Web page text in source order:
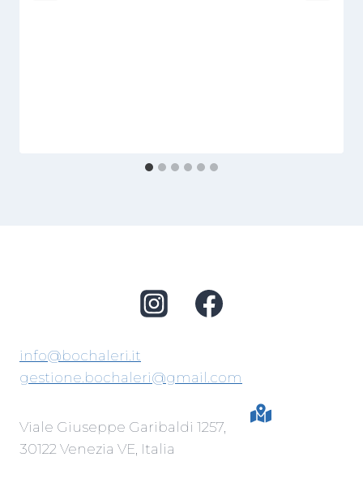
info@bochaleri.it
gestione.bochaleri@gmail.com
Viale Giuseppe Garibaldi 1257,
30122 Venezia VE, Italia